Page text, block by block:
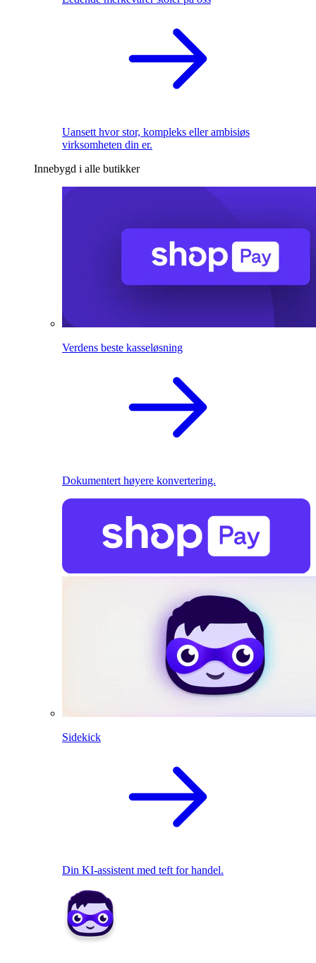
Uansett hvor stor, kompleks eller ambisiøs
virksomheten din er.
Innebygd i alle butikker
Verdens beste kasseløsning
Dokumentert høyere konvertering.
Sidekick
Din KI-assistent med teft for handel.